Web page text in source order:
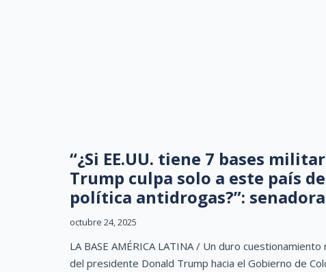
“¿Si EE.UU. tiene 7 bases
Trump culpa solo a este país
política antidrogas?”:
octubre 24, 2025
LA BASE AMÉRICA LATINA / Un duro
del presidente Donald Trump hacia el Gobierno de